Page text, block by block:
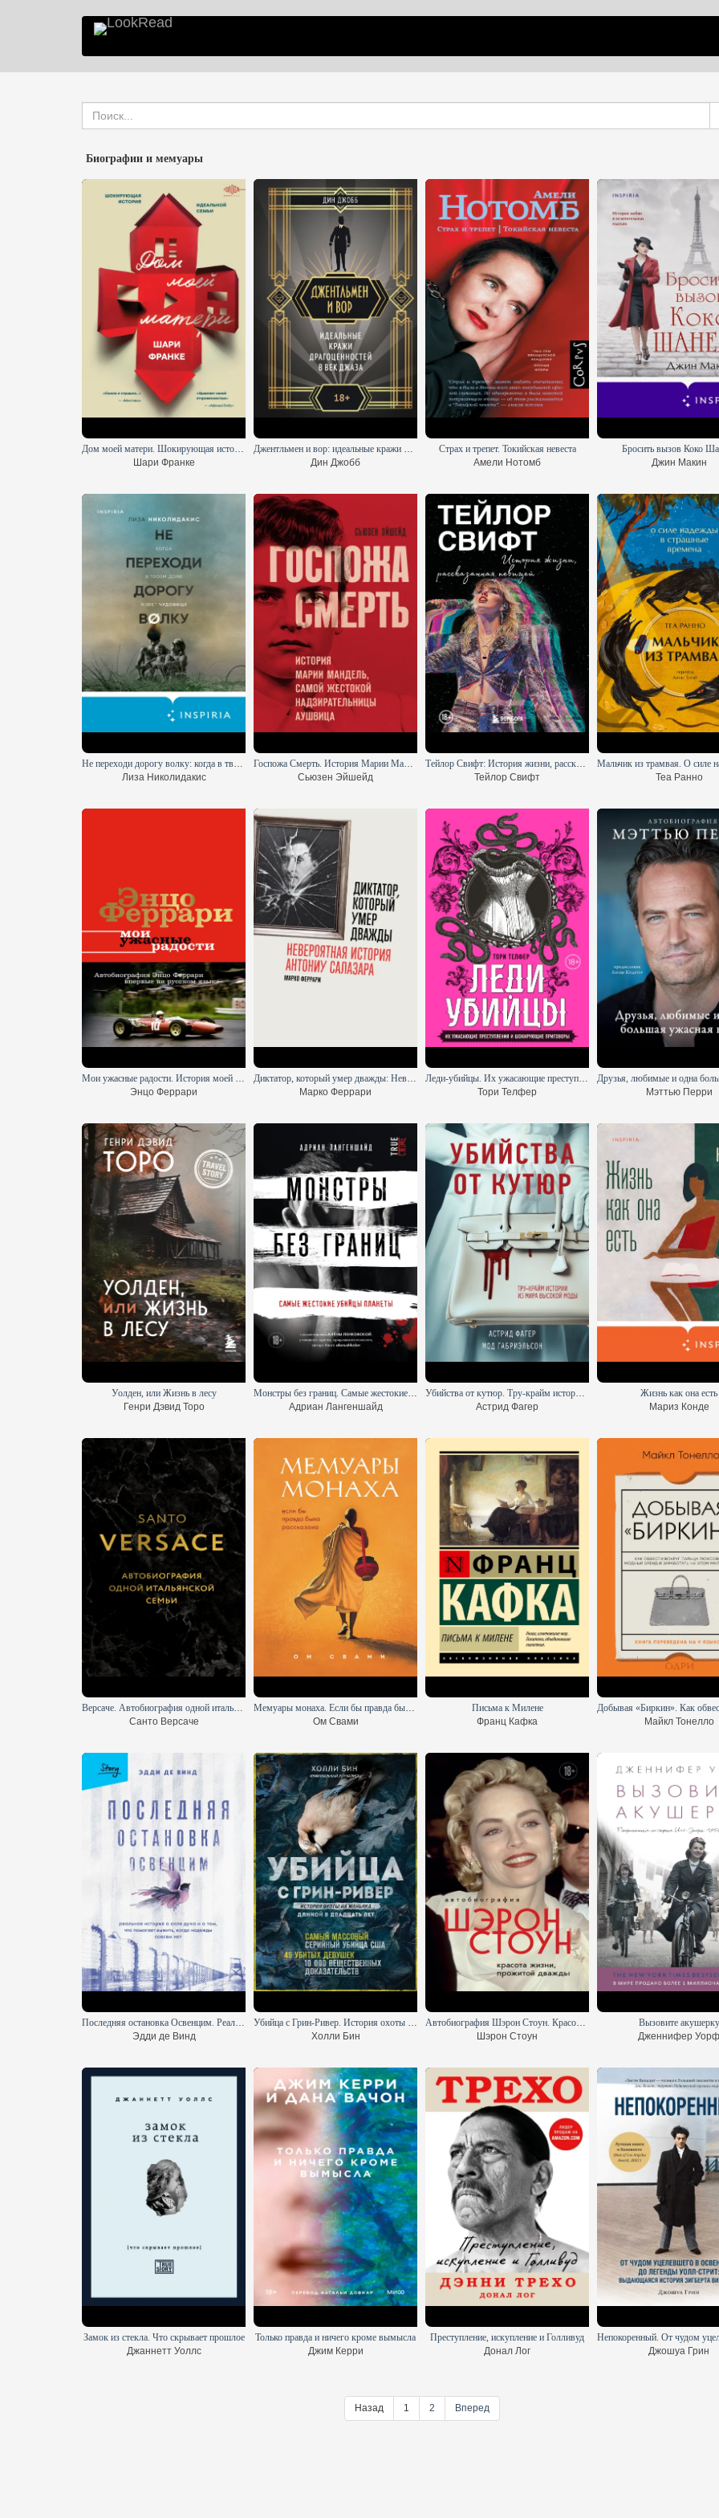
Биографии и мемуары
Дом моей матери. Шокирующая история идеальной семьи
Шари Франке
Джентльмен и вор: идеальные кражи драгоценностей в век джаза
Дин Джобб
Страх и трепет. Токийская невеста
Амели Нотомб
Бросить вызов Коко
Джин Макин
Не переходи дорогу волку: когда в твоем доме живет чудовище
Лиза Николидакис
Госпожа Смерть. История Марии Мандель, самой жестокой надзирательницы Аушвица
Сьюзен Эйшейд
Тейлор Свифт: История жизни, рассказанная певицей
Тейлор Свифт
Теа Ранно
Мои ужасные радости. История моей жизни
Энцо Феррари
Диктатор, который умер дважды: Невероятная история Антониу Салазара
Марко Феррари
Леди-убийцы. Их ужасающие преступления и шокирующие приговоры
Тори Телфер
Мэттью Перри
Уолден, или Жизнь в лесу
Генри Дэвид Торо
Монстры без границ. Самые жестокие убийцы планеты
Адриан Лангеншайд
Убийства от кутюр. Тру-крайм истории из мира высокой моды
Астрид Фагер
Жизнь как она есть
Мариз Конде
Версаче. Автобиография одной итальянской семьи
Санто Версаче
Мемуары монаха. Если бы правда была рассказана
Ом Свами
Письма к Милене
Франц Кафка
Майкл Тонелло
Последняя остановка Освенцим. Реальная история о силе духа и о том, что помогает выжить, когда надежды совсем нет
Эдди де Винд
Убийца с Грин-Ривер. История охоты на маньяка длиной в двадцать лет
Холли Бин
Автобиография Шэрон Стоун. Красота жизни, прожитой дважды
Шэрон Стоун
Вызовите акушерку
Дженнифер Уорф
Замок из стекла. Что скрывает прошлое
Джаннетт Уоллс
Только правда и ничего кроме вымысла
Джим Керри
Преступление, искупление и Голливуд
Донал Лог
Джошуа Грин
Назад 1 2 Вперед
Стая
Франк Шетцинг
Маяк на краю времени
Наташа Пулли
Тирания бабочки
Франк Шетцинг